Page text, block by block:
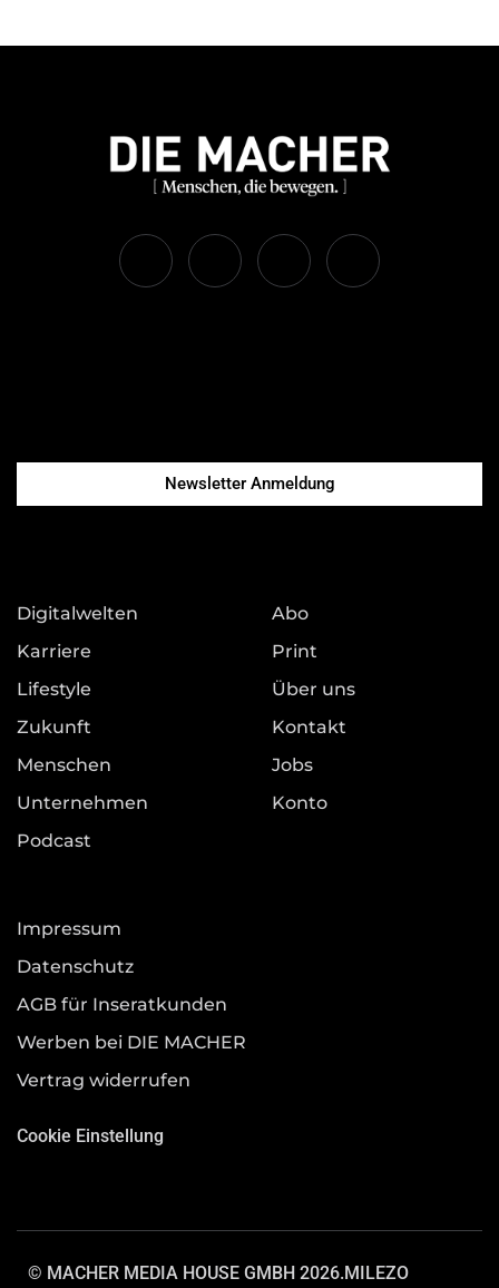
Newsletter Anmeldung
Digitalwelten
Karriere
Lifestyle
Zukunft
Menschen
Unternehmen
Podcast
Abo
Print
Über uns
Kontakt
Jobs
Konto
Impressum
Datenschutz
AGB für Inseratkunden
Werben bei DIE MACHER
Vertrag widerrufen
Cookie Einstellung
© MACHER MEDIA HOUSE GMBH 2026.MILEZO